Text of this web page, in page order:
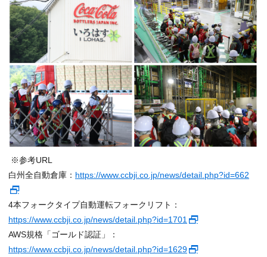
※参考URL
白州全自動倉庫： https://www.ccbji.co.jp/news/detail.php?id=662
4本フォークタイプ自動運転フォークリフト：
https://www.ccbji.co.jp/news/detail.php?id=1701
AWS規格「ゴールド認証」：
https://www.ccbji.co.jp/news/detail.php?id=1629